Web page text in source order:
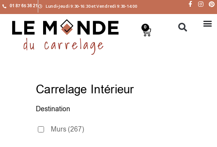
01 87 65 36 21 Lundi-Jeudi 9:30-16:30 et Vendredi 9:30-14:00
0
Carrelage Intérieur
Destination
Murs (267)